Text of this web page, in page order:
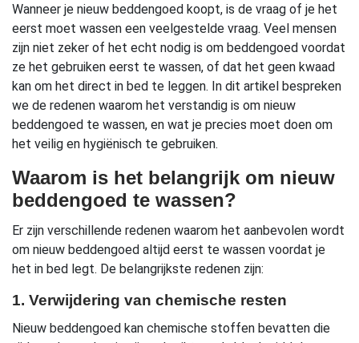
Wanneer je nieuw beddengoed koopt, is de vraag of je het
eerst moet wassen een veelgestelde vraag. Veel mensen
zijn niet zeker of het echt nodig is om beddengoed voordat
ze het gebruiken eerst te wassen, of dat het geen kwaad
kan om het direct in bed te leggen. In dit artikel bespreken
we de redenen waarom het verstandig is om nieuw
beddengoed te wassen, en wat je precies moet doen om
het veilig en hygiënisch te gebruiken.
Waarom is het belangrijk om nieuw
beddengoed te wassen?
Er zijn verschillende redenen waarom het aanbevolen wordt
om nieuw beddengoed altijd eerst te wassen voordat je
het in bed legt. De belangrijkste redenen zijn:
1. Verwijdering van chemische resten
Nieuw beddengoed kan chemische stoffen bevatten die